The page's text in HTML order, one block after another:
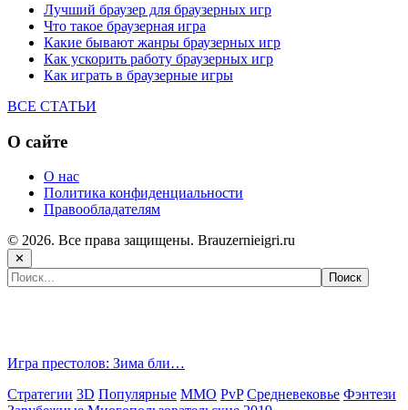
Лучший браузер для браузерных игр
Что такое браузерная игра
Какие бывают жанры браузерных игр
Как ускорить работу браузерных игр
Как играть в браузерные игры
ВСЕ СТАТЬИ
О сайте
О нас
Политика конфиденциальности
Правообладателям
© 2026. Все права защищены. Brauzernieigri.ru
✕
Игра престолов: Зима бли…
Стратегии 3D Популярные MMO PvP Средневековье Фэнтези